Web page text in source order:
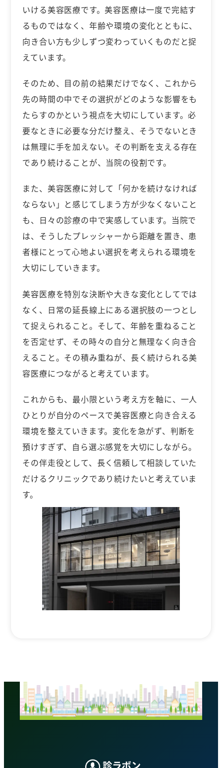
いける美容医療です。美容医療は一度で完結す
るものではなく、年齢や環境の変化とともに、
向き合い方も少しずつ変わっていくものだと捉
えています。
そのため、目の前の結果だけでなく、これから
先の時間の中でその選択がどのような影響をも
たらすのかという視点を大切にしています。必
要なときに必要な分だけ整え、そうでないとき
は無理に手を加えない。その判断を支える存在
であり続けることが、当院の役割です。
また、美容医療に対して「何かを続けなければ
ならない」と感じてしまう方が少なくないこと
も、日々の診療の中で実感しています。当院で
は、そうしたプレッシャーから距離を置き、患
者様にとって心地よい選択を考えられる環境を
大切にしていきます。
美容医療を特別な決断や大きな変化としてでは
なく、日常の延長線上にある選択肢の一つとし
て捉えられること。そして、年齢を重ねること
を否定せず、その時々の自分と無理なく向き合
えること。その積み重ねが、長く続けられる美
容医療につながると考えています。
これからも、最小限という考え方を軸に、一人
ひとりが自分のペースで美容医療と向き合える
環境を整えていきます。変化を急がず、判断を
預けすぎず、自ら選ぶ感覚を大切にしながら。
その伴走役として、長く信頼して相談していた
だけるクリニックであり続けたいと考えていま
す。